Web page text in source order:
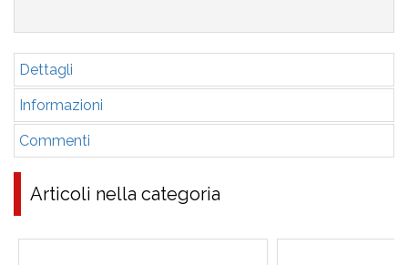
Dettagli
Informazioni
Commenti
Articoli nella categoria